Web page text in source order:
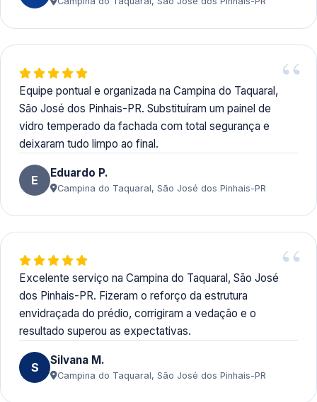
Equipe pontual e organizada na Campina do Taquaral,
São José dos Pinhais-PR. Substituíram um painel de
vidro temperado da fachada com total segurança e
deixaram tudo limpo ao final.
E Eduardo P.
Campina do Taquaral, São José dos Pinhais-PR
Excelente serviço na Campina do Taquaral, São José
dos Pinhais-PR. Fizeram o reforço da estrutura
envidraçada do prédio, corrigiram a vedação e o
resultado superou as expectativas.
S Silvana M.
Campina do Taquaral, São José dos Pinhais-PR